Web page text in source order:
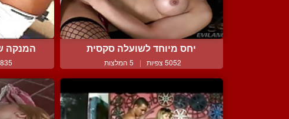
יחס מיוחד לשועלה סקסית
5052 צפיות | 5 המלצות
המנקה
4835